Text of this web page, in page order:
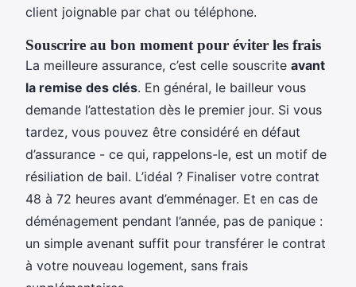
client joignable par chat ou téléphone.
Souscrire au bon moment pour éviter les frais
La meilleure assurance, c’est celle souscrite avant
la remise des clés. En général, le bailleur vous
demande l’attestation dès le premier jour. Si vous
tardez, vous pouvez être considéré en défaut
d’assurance - ce qui, rappelons-le, est un motif de
résiliation de bail. L’idéal ? Finaliser votre contrat
48 à 72 heures avant d’emménager. Et en cas de
déménagement pendant l’année, pas de panique :
un simple avenant suffit pour transférer le contrat
à votre nouveau logement, sans frais